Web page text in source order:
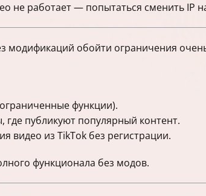
не работает — попытаться сменить IP
модификаций обойти ограничения
функции).
публикуют популярный контент.
видео из TikTok без регистрации.
функционала без модов.